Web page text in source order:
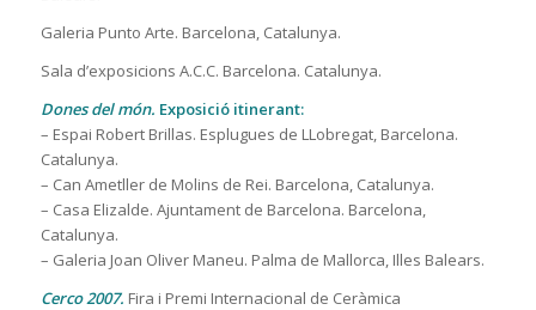
Galeria Punto Arte. Barcelona, Catalunya.
Sala d’exposicions A.C.C. Barcelona. Catalunya.
Dones del món. Exposició itinerant:
– Espai Robert Brillas. Esplugues de LLobregat, Barcelona.
Catalunya.
– Can Ametller de Molins de Rei. Barcelona, Catalunya.
– Casa Elizalde. Ajuntament de Barcelona. Barcelona,
Catalunya.
– Galeria Joan Oliver Maneu. Palma de Mallorca, Illes Balears.
Cerco 2007. Fira i Premi Internacional de Ceràmica